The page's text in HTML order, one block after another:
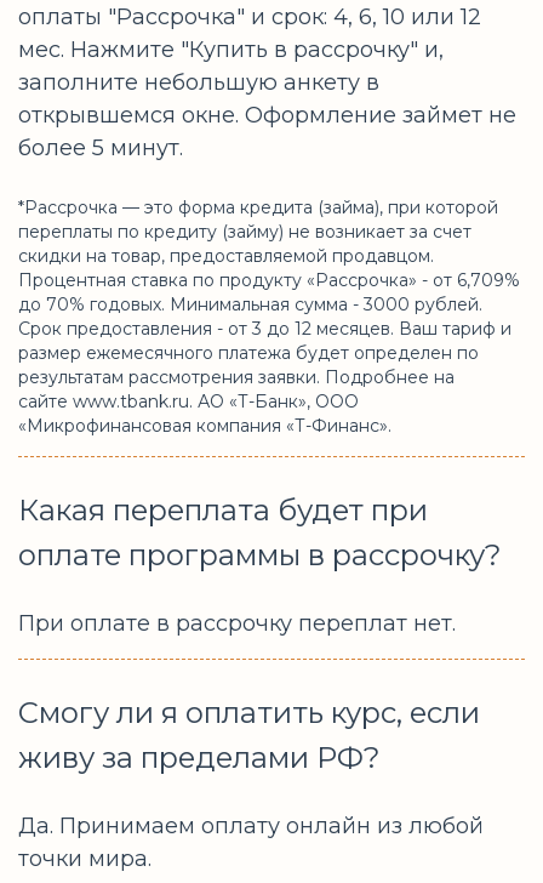
оплаты "Рассрочка" и срок: 4, 6, 10 или 12
мес. Нажмите "Купить в рассрочку" и,
заполните небольшую анкету в
открывшемся окне. Оформление займет не
более 5 минут.
*Рассрочка — это форма кредита (займа), при которой
переплаты по кредиту (займу) не возникает за счет
скидки на товар, предоставляемой продавцом.
Процентная ставка по продукту «Рассрочка» - от 6,709%
до 70% годовых. Минимальная сумма - 3000 рублей.
Срок предоставления - от 3 до 12 месяцев. Ваш тариф и
размер ежемесячного платежа будет определен по
результатам рассмотрения заявки. Подробнее на
сайте www.tbank.ru. АО «Т-Банк», ООО
«Микрофинансовая компания «Т-Финанс».
Какая переплата будет при
оплате программы в рассрочку?
При оплате в рассрочку переплат нет.
Смогу ли я оплатить курс, если
живу за пределами РФ?
Да. Принимаем оплату онлайн из любой
точки мира.